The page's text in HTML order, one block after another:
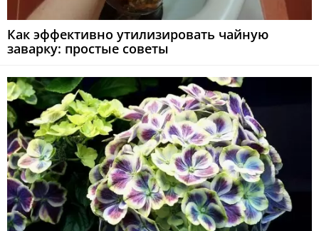
Как эффективно утилизировать чайную
заварку: простые советы